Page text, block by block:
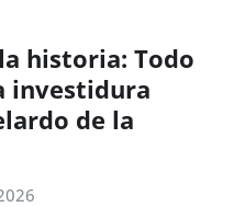
historia: Todo
investidura
de la